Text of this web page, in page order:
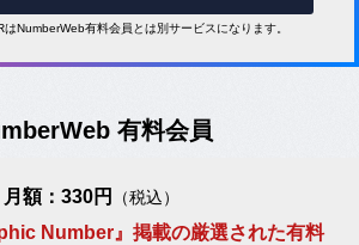
NumberWeb有料会員とは別サービスになります。
有料会員
月額：330円 （税込）
Number』掲載の厳選された有料